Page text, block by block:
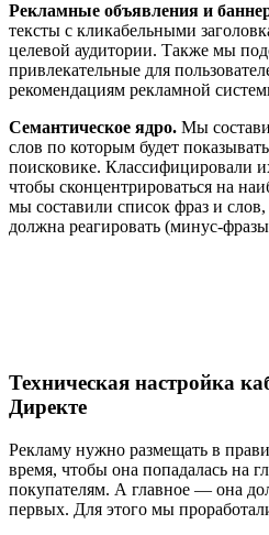
Рекламные объявления и
тексты с кликабельными
целевой аудитории. Также мы
привлекательные для
рекомендациям рекламной
Семантическое ядро. Мы
слов по которым будет
поисковике. Классифицировали
чтобы сконцентрироваться на
мы составили список фраз и
должна реагировать (минус-
Техническая настройка
Директе
Рекламу нужно размещать в
время, чтобы она попадалась на
покупателям. А главное — она
первых. Для этого мы